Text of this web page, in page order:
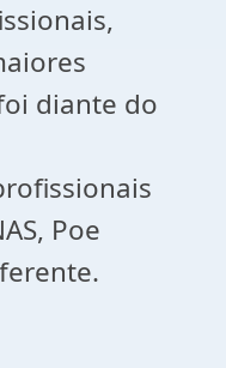
diante do
Poe